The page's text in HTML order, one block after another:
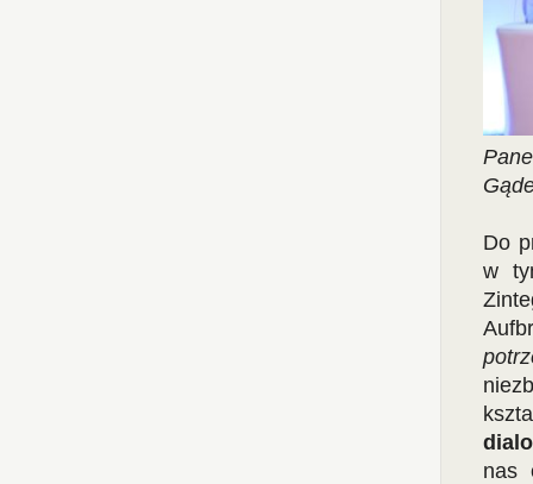
Do
w
nas